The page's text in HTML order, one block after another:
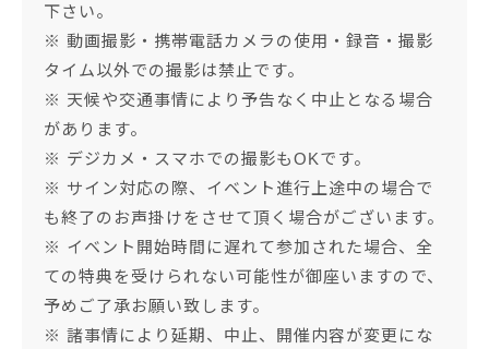
下さい。
※ 動画撮影・携帯電話カメラの使用・録音・撮影
タイム以外での撮影は禁止です。
※ 天候や交通事情により予告なく中止となる場合
があります。
※ デジカメ・スマホでの撮影もOKです。
※ サイン対応の際、イベント進行上途中の場合で
も終了のお声掛けをさせて頂く場合がございます。
※ イベント開始時間に遅れて参加された場合、全
ての特典を受けられない可能性が御座いますので、
予めご了承お願い致します。
※ 諸事情により延期、中止、開催内容が変更にな